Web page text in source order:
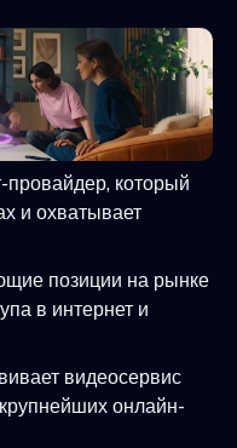
провайдер, который
и охватывает
позиции на рынке
в интернет и
видеосервис
онлайн-